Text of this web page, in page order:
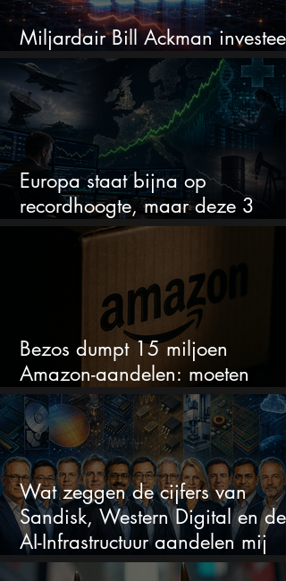
Miljardair Bill Ackman investeert
miljarden in dit techaandeel
Europa staat bijna op
recordhoogte, maar deze 3
sectoren vallen nu op
Bezos dumpt 15 miljoen
Amazon-aandelen: moeten
beleggers zich zorgen maken?
Wat zeggen de cijfers van
Sandisk, Western Digital en de
AI-Infrastructuur aandelen mij
werkelijk